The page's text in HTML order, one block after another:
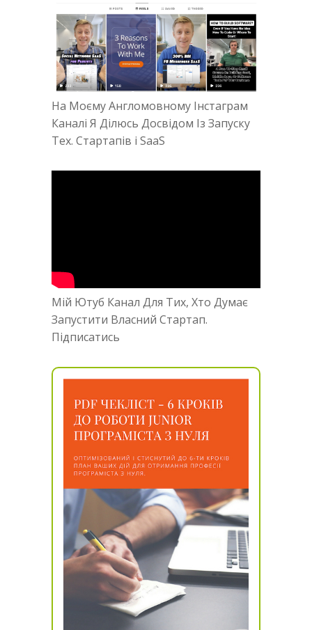
На Моєму Англомовному Інстаграм
Каналі Я Ділюсь Досвідом Із Запуску
Тех. Стартапів і SaaS
Мій Ютуб Канал Для Тих, Хто Думає
Запустити Власний Стартап.
Підписатись